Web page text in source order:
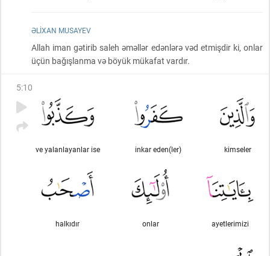
ƏLIXAN MUSAYEV
Allah iman gətirib saleh əməllər edənlərə vəd etmişdir ki, onlar
üçün bağışlanma və böyük mükafat vardır.
5:10
kimseler
inkar eden(ler)
ve yalanlayanlar ise
ayetlerimizi
onlar
halkıdır